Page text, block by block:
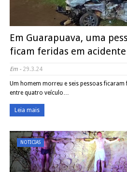
Em Guarapuava, uma
ficam feridas em acidente
Em - 29.3.24
Um homem morreu e seis pessoas ficaram
entre quatro veículo…
Leia mais
NOTICIAS